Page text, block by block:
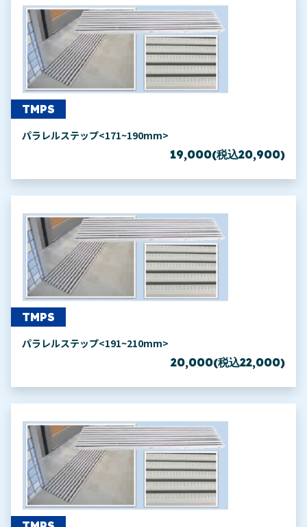
TMPS
パラレルステップ<171~190mm>
19,000(税込20,900)
TMPS
パラレルステップ<191~210mm>
20,000(税込22,000)